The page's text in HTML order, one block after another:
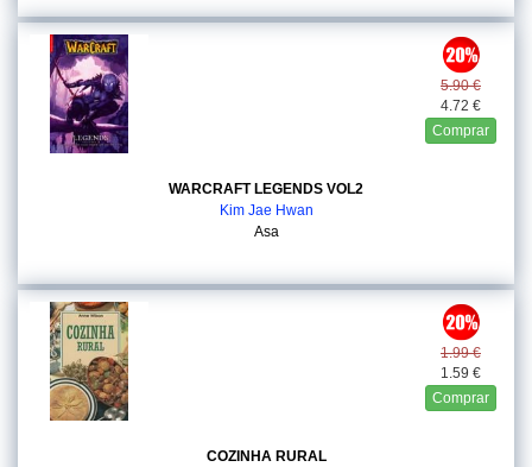
5.90 €
4.72 €
Comprar
WARCRAFT LEGENDS VOL2
Kim Jae Hwan
Asa
1.99 €
1.59 €
Comprar
COZINHA RURAL